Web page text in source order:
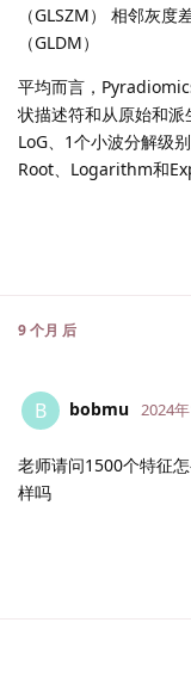
（GLSZM） 相邻灰
（GLDM）
平均而言，
状描述符和从原始和
LoG、1个小波分解级
Root、Logarithm和
9 个月 后
B bobmu 2024
老师请问1500个特征
样吗